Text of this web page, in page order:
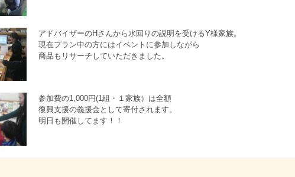
アドバイザーのHさんから水回りの説明を受けるY様家族。
現在プラン中の方にはイベントに参加しながら
商品もリサーチしていただきました。
参加費の1,000円(1組・１家族）は全額
復興支援の義援金として寄付されます。
明日も開催してます！！